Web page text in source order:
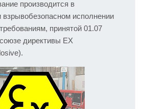
производится в
взрывобезопасном исполнении
принятой 01.07
директивы EX